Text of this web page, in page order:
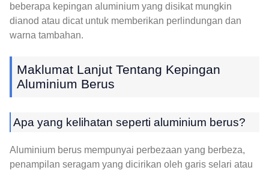
beberapa kepingan aluminium yang disikat mungkin
dianod atau dicat untuk memberikan perlindungan dan
warna tambahan.
Maklumat Lanjut Tentang Kepingan
Aluminium Berus
Apa yang kelihatan seperti aluminium berus?
Aluminium berus mempunyai perbezaan yang berbeza,
penampilan seragam yang dicirikan oleh garis selari atau